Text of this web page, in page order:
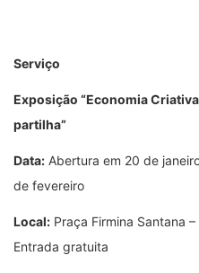
Serviço
Exposição “Economia
partilha”
Data: Abertura em 20 de
de fevereiro
Local: Praça Firmina Santana
Entrada gratuita